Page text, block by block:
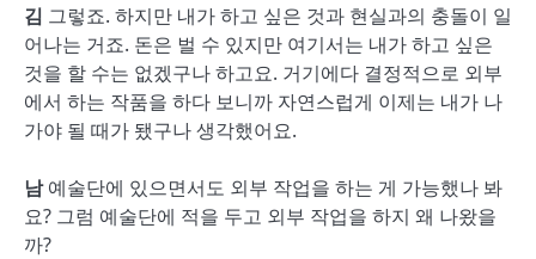
김 그렇죠. 하지만 내가 하고 싶은 것과 현실과의 충돌이 일
어나는 거죠. 돈은 벌 수 있지만 여기서는 내가 하고 싶은
것을 할 수는 없겠구나 하고요. 거기에다 결정적으로 외부
에서 하는 작품을 하다 보니까 자연스럽게 이제는 내가 나
가야 될 때가 됐구나 생각했어요.
남예술단에 있으면서도 외부 작업을 하는 게 가능했나 봐
요? 그럼 예술단에 적을 두고 외부 작업을 하지 왜 나왔을
까?